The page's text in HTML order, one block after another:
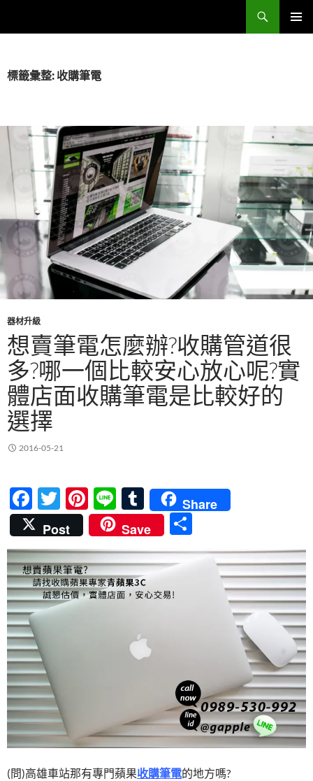
內標籤彙整: 收購筆電
器材升級
想賣筆電怎麼辦?收購管道很
多?哪一個比較安心放心呢?實
體店面收購筆電是比較好的
選擇
2016-05-21
F
ac
e
b
o
o
k
T
w
itt
er
Pi
nt
er
es
t
Li
n
e
T
u
m
bl
r
Share
Post
Save
享
(問)高雄車站那有專門蘋果收購筆電的地方嗎?